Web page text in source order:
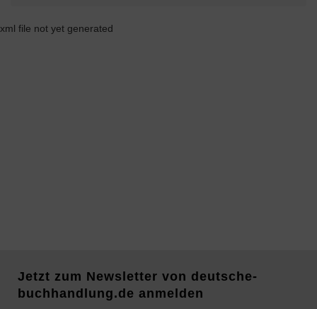
xml file not yet generated
Jetzt zum Newsletter von deutsche-
buchhandlung.de anmelden